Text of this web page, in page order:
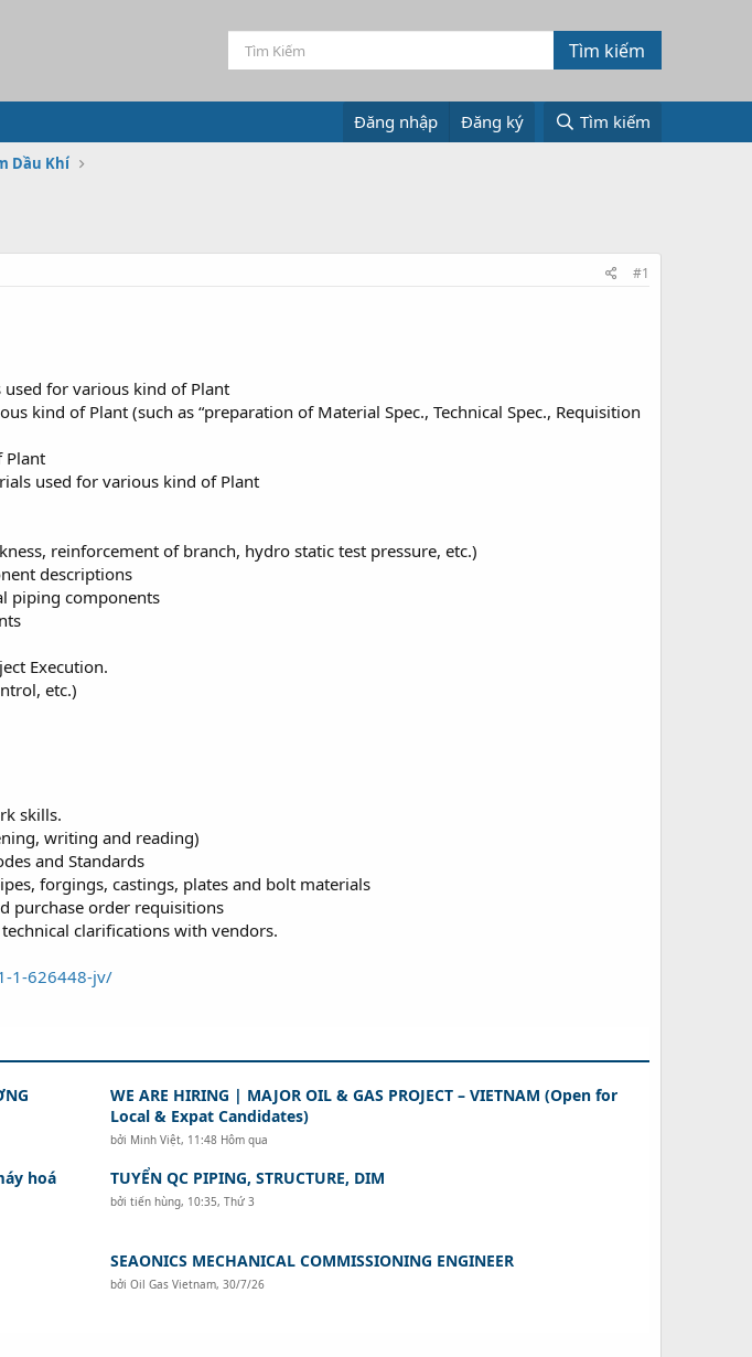
Đăng nhập Đăng ký Tìm kiếm
Dầu Khí
#1
used for various kind of Plant
kind of Plant (such as “preparation of Material Spec., Technical Spec., Requisition
Plant
used for various kind of Plant
reinforcement of branch, hydro static test pressure, etc.)
descriptions
piping components
Execution.
etc.)
skills.
writing and reading)
and Standards
forgings, castings, plates and bolt materials
purchase order requisitions
clarifications with vendors.
1-626448-jv/
WE ARE HIRING | MAJOR OIL & GAS PROJECT – VIETNAM (Open for
Local & Expat Candidates)
bởi Minh Việt, 11:48 Hôm qua
hoá
TUYỂN QC PIPING, STRUCTURE, DIM
bởitiến hùng, 10:35, Thứ 3
SEAONICS MECHANICAL COMMISSIONING ENGINEER
bởiOil Gas Vietnam,30/7/26